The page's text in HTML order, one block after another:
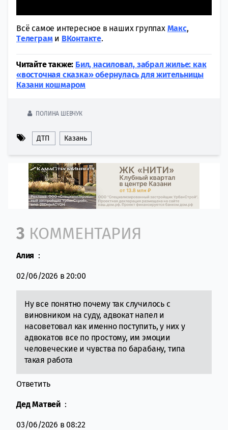
Всё самое интересное в наших группах Макс,
Tелеграми ВКонтакте.
Читайте также: Бил, насиловал, забрал жилье: как
«восточная сказка» обернулась для жительницы
Казани кошмаром
ПОЛИНА ШЕВЧУК
ДТП Казань
Comment section
3 КОММЕНТАРИЯ
Алия :
02/06/2026 в 20:00
Ну все понятно почему так случилось с
виновником на суду, адвокат напел и
насоветовал как именно поступить, у них у
адвокатов все по простому, им эмоции
человеческие и чувства по барабану, типа
такая работа
Ответить
Дед Матвей :
03/06/2026 в 08:22